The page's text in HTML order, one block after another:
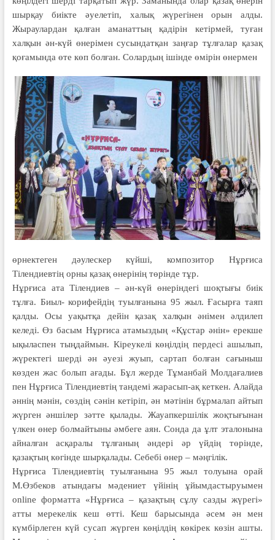
шырқау биікте әуелетіп, халық жүрегінен орын алды.
Жыраулардан қалған аманаттың қадірін кетірмей, туған
халқын ән-күй өнерімен сусындатқан заңғар тұлғалар қазақ
қоғамында өте көп болған. Солардың ішінде өмірін өнермен
өрнектеген дәулескер күйші, композитор Нұрғиса
Тілендиевтің орны қазақ өнерінің төрінде тұр.
Нұрғиса ата Тілендиев – ән-күй өнеріндегі шоқтығы биік
тұлға. Биыл- корифейдің туылғанына 95 жыл. Ғасырға таяп
қалды. Осы уақытқа дейін қазақ халқын әнімен әлдилеп
келеді. Өз басым Нұрғиса атамыздың «Құстар әнін» ерекше
ықыласпен тыңдаймын. Кіреукелі көңілдің пердесі ашылып,
жүректегі шерді ән әуезі жуып, сартап болған сағыныш
көзден жас болып ағады. Бұл жерде Тұманбай Молдағалиев
пен Нұрғиса Тілендиевтің тандемі жарасып-ақ кеткен. Алайда
әннің мәнін, сөздің сәнін кетіріп, ән мәтінін бұрмалап айтып
жүрген әншілер зәтте қылады. Жауапкершілік жоқтығынан
үлкен өнер болмайтыны әмбеге аян. Сонда да ұлт эталонына
айналған асқаралы тұлғаның әндері әр үйдің төрінде,
қазақтың көгінде шырқалады. Себебі өнер – мәңгілік.
Нұрғиса Тілендиевтің туылғанына 95 жыл толуына орай
М.Өзбеков атындағы мәдениет үйінің ұйымдастыруымен
online форматта «Нұрғиса – қазақтың сұлу сазды жүрегі»
атты мерекелік кеш өтті. Кеш барысында әсем ән мен
күмбірлеген күй сусап жүрген көңілдің көкірек көзін ашты.